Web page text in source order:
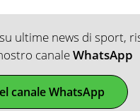
ultime news di sport,
canaleWhatsApp
canale WhatsApp